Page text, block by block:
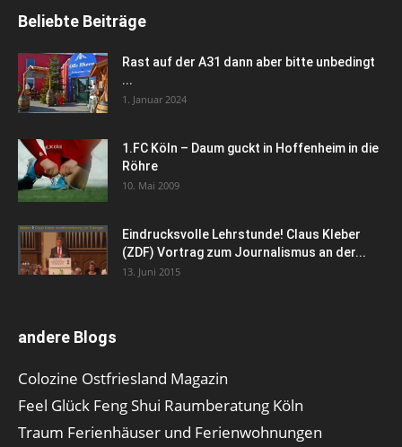
Beliebte Beiträge
Rast auf der A31 dann aber bitte unbedingt
...
1. Januar 2024
1.FC Köln – Daum guckt in Hoffenheim in die
Röhre
10. Mai 2009
Eindrucksvolle Lehrstunde! Claus Kleber
(ZDF) Vortrag zum Journalismus an der...
13. Juni 2015
andere Blogs
Colozine Ostfriesland Magazin
Feel Glück Feng Shui Raumberatung Köln
Traum Ferienhäuser und Ferienwohnungen